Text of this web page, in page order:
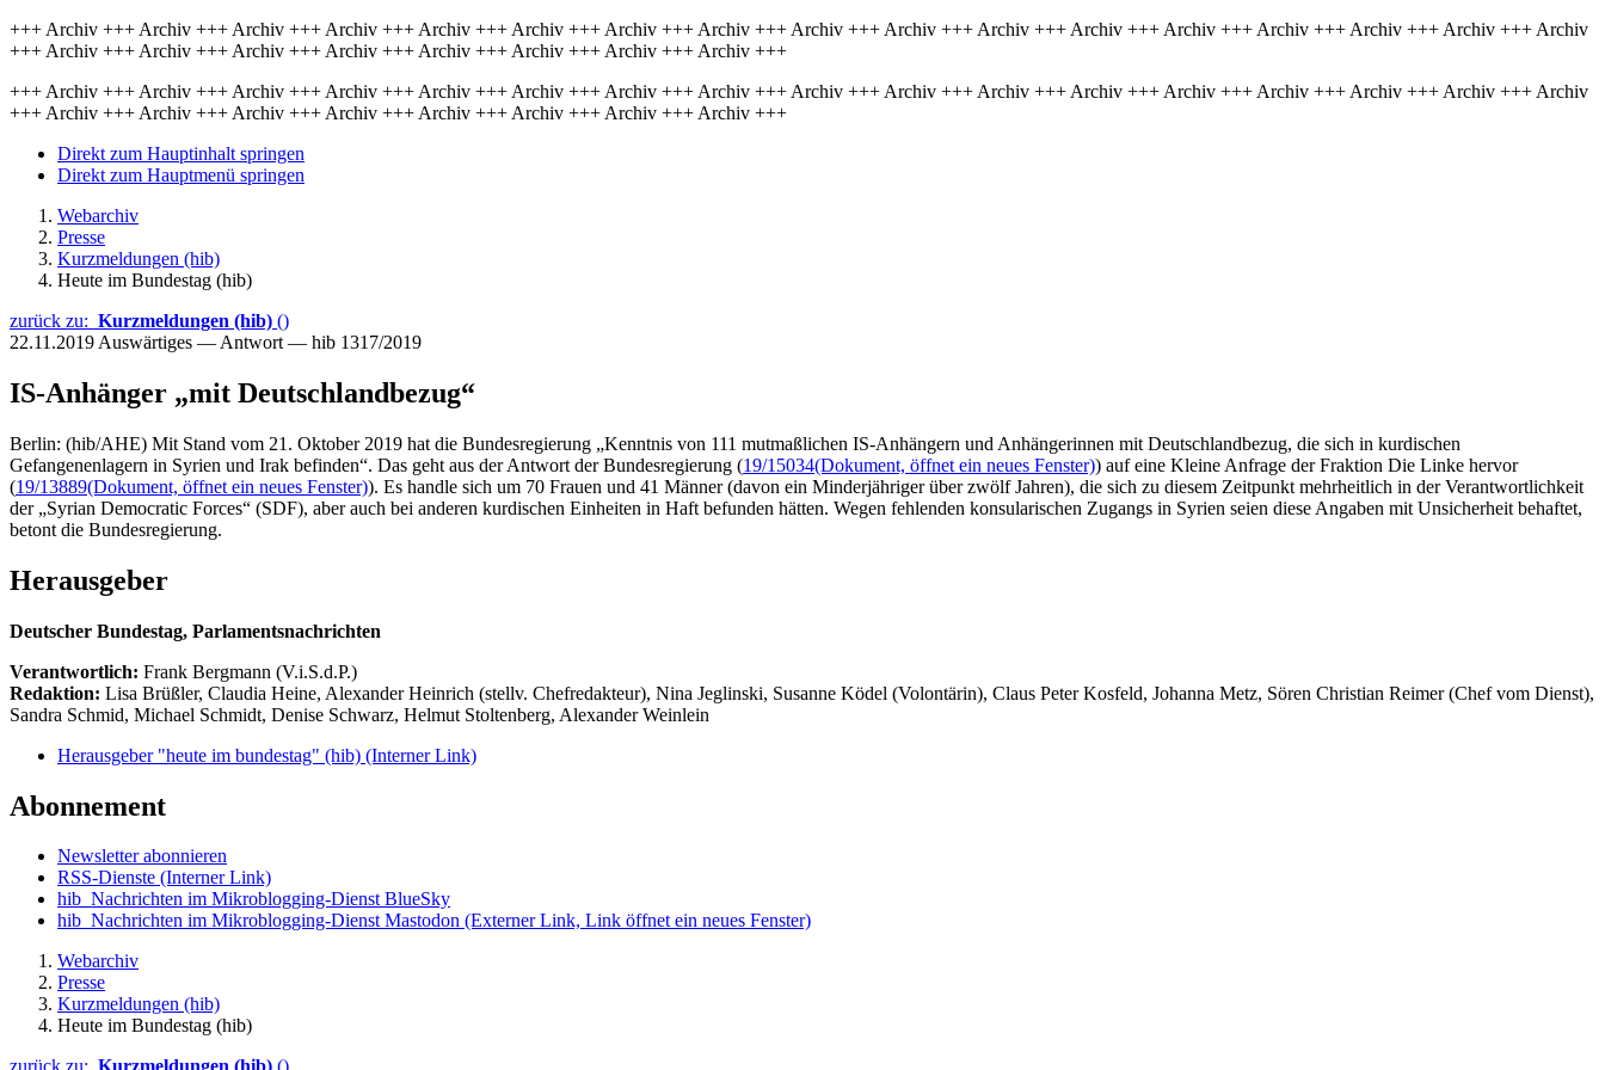
+++ Archiv +++ Archiv +++ Archiv +++ Archiv +++ Archiv +++ Archiv +++ Archiv +++ Archiv +++ Archiv +++ Archiv +++ Archiv +++ Archiv +++ Archiv +++ Archiv +++ Archiv +++ Archiv +++ Archiv
+++ Archiv +++ Archiv +++ Archiv +++ Archiv +++ Archiv +++ Archiv +++ Archiv +++ Archiv +++
+++ Archiv +++ Archiv +++ Archiv +++ Archiv +++ Archiv +++ Archiv +++ Archiv +++ Archiv +++ Archiv +++ Archiv +++ Archiv +++ Archiv +++ Archiv +++ Archiv +++ Archiv +++ Archiv +++ Archiv
+++ Archiv +++ Archiv +++ Archiv +++ Archiv +++ Archiv +++ Archiv +++ Archiv +++ Archiv +++
Direkt zum Hauptinhalt springen
Direkt zum Hauptmenü springen
Webarchiv
Presse
Kurzmeldungen (hib)
Heute im Bundestag (hib)
zurück zu: Kurzmeldungen (hib) ()
22.11.2019 Auswärtiges — Antwort — hib 1317/2019
IS-Anhänger „mit Deutschlandbezug“
Berlin: (hib/AHE) Mit Stand vom 21. Oktober 2019 hat die Bundesregierung „Kenntnis von 111 mutmaßlichen IS-Anhängern und Anhängerinnen mit Deutschlandbezug, die sich in kurdischen
Gefangenenlagern in Syrien und Irak befinden“. Das geht aus der Antwort der Bundesregierung (19/15034(Dokument, öffnet ein neues Fenster)) auf eine Kleine Anfrage der Fraktion Die Linke hervor
(19/13889(Dokument, öffnet ein neues Fenster)). Es handle sich um 70 Frauen und 41 Männer (davon ein Minderjähriger über zwölf Jahren), die sich zu diesem Zeitpunkt mehrheitlich in der Verantwortlichkeit
der „Syrian Democratic Forces“ (SDF), aber auch bei anderen kurdischen Einheiten in Haft befunden hätten. Wegen fehlenden konsularischen Zugangs in Syrien seien diese Angaben mit Unsicherheit behaftet,
betont die Bundesregierung.
Herausgeber
Deutscher Bundestag, Parlamentsnachrichten
Verantwortlich: Frank Bergmann (V.i.S.d.P.)
Redaktion: Lisa Brüßler, Claudia Heine, Alexander Heinrich (stellv. Chefredakteur), Nina Jeglinski, Susanne Ködel (Volontärin), Claus Peter Kosfeld, Johanna Metz, Sören Christian Reimer (Chef vom Dienst),
Sandra Schmid, Michael Schmidt, Denise Schwarz, Helmut Stoltenberg, Alexander Weinlein
Herausgeber "heute im bundestag" (hib) (Interner Link)
Abonnement
Newsletter abonnieren
RSS-Dienste (Interner Link)
hib_Nachrichten im Mikroblogging-Dienst BlueSky
hib_Nachrichten im Mikroblogging-Dienst Mastodon (Externer Link, Link öffnet ein neues Fenster)
Webarchiv
Presse
Kurzmeldungen (hib)
Heute im Bundestag (hib)